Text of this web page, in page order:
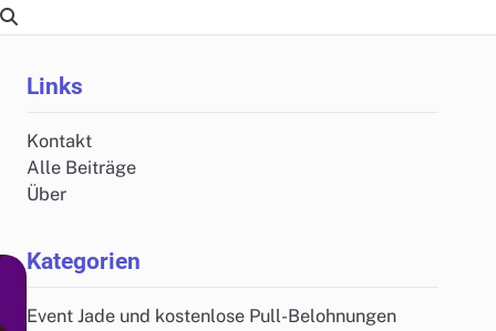
Links
Kontakt
Alle Beiträge
Über
Kategorien
Event Jade und kostenlose Pull-Belohnungen